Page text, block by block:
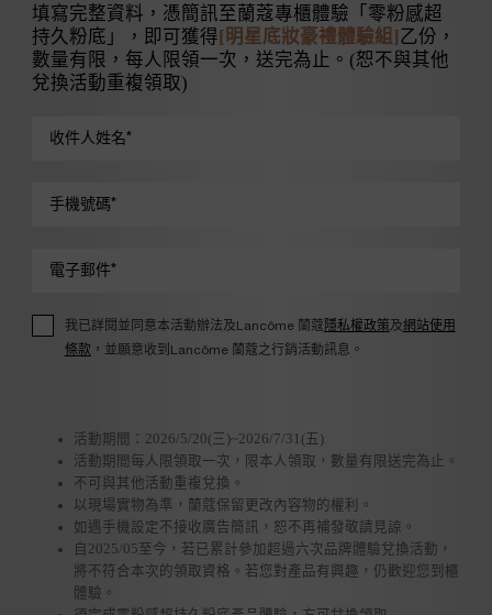
填寫完整資料，憑簡訊至蘭蔻專櫃體驗「零粉感超
持久粉底」，即可獲得[明星底妝豪禮體驗組]乙份，
數量有限，每人限領一次，送完為止。(恕不與其他
兌換活動重複領取)
收件人姓名*
手機號碼*
電子郵件*
我已詳閱並同意本活動辦法及Lancôme 蘭蔻 隱私權政策及網站使用
條款 ，並願意收到Lancôme 蘭蔻之行銷活動訊息。
活動期間：2026/5/20(三)~2026/7/31(五)
活動期間每人限領取一次，限本人領取，數量有限送完為止。
不可與其他活動重複兌換。
以現場實物為準，蘭蔻保留更改內容物的權利。
如遇手機設定不接收廣告簡訊，恕不再補發敬請見諒。
自2025/05至今，若已累計參加超過六次品牌體驗兌換活動，
將不符合本次的領取資格。若您對產品有興趣，仍歡迎您到櫃
體驗。